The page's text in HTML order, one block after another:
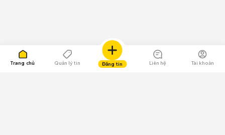
Trang chủ Quản lý tin Đăng tin Liên hệ Tài khoản